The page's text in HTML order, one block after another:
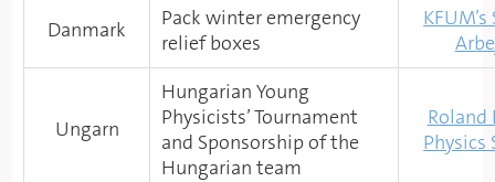
Danmark
Pack winter emergency
relief boxes
Ungarn
Hungarian Young
Physicists’ Tournament
and Sponsorship of the
Hungarian team
Roland
Physics